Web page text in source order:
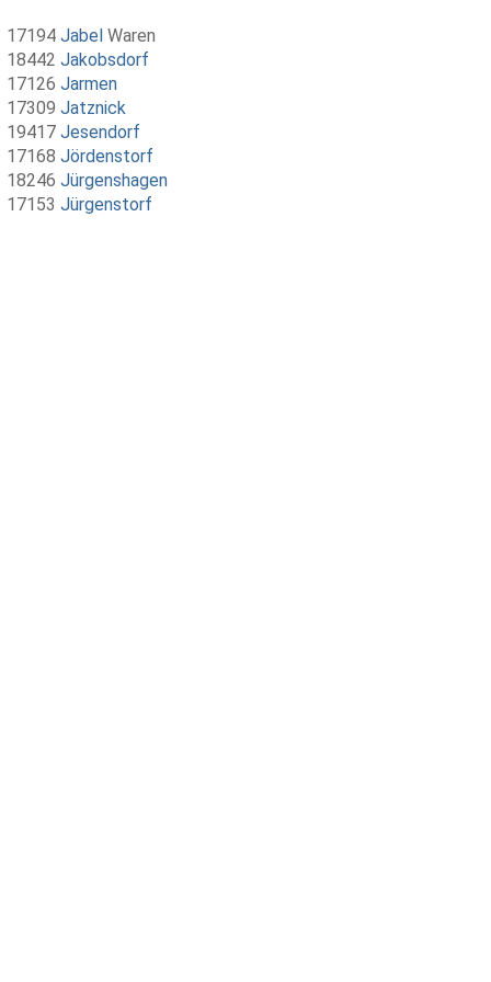
17194Jabel Waren
18442Jakobsdorf
17126Jarmen
17309Jatznick
19417Jesendorf
17168Jördenstorf
18246Jürgenshagen
17153Jürgenstorf